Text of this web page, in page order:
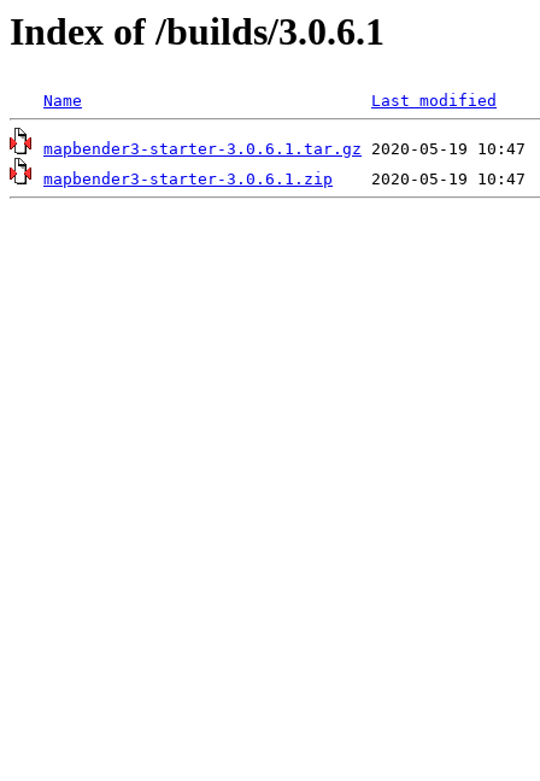
Index of /builds/3.0.6.1
Name Last modified
mapbender3-starter-3.0.6.1.tar.gz
mapbender3-starter-3.0.6.1.zip